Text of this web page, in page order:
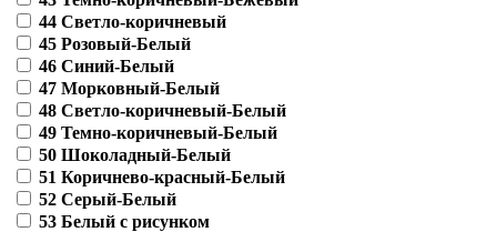
44 Светло-коричневый
45 Розовый-Белый
46 Синий-Белый
47 Морковный-Белый
48 Светло-коричневый-Белый
49 Темно-коричневый-Белый
50 Шоколадный-Белый
51 Коричнево-красный-Белый
52 Серый-Белый
53 Белый с рисунком